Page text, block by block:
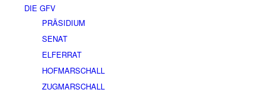
DIE GFV
PRÄSIDIUM
SENAT
ELFERRAT
HOFMARSCHALL
ZUGMARSCHALL